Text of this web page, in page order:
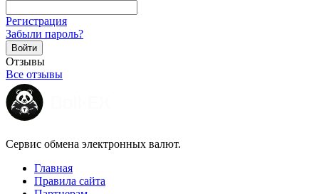
Регистрация
Забыли пароль?
Отзывы
Все отзывы
Сервис обмена электронных валют.
Главная
Правила сайта